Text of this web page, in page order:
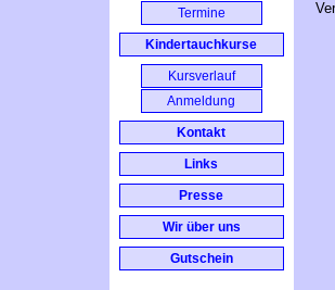
Termine
Kindertauchkurse
Kursverlauf
Anmeldung
Kontakt
Links
Presse
Wir über uns
Gutschein